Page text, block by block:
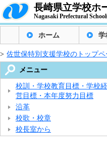
長崎県立学校ホ
Nagasaki Prefectural
ホーム 学
> 佐世保特別支援学校のトップ
メニュー
校訓・学校教育目標・学校経
営目標・本年度努力目標
沿革
校歌・校章
校長室から